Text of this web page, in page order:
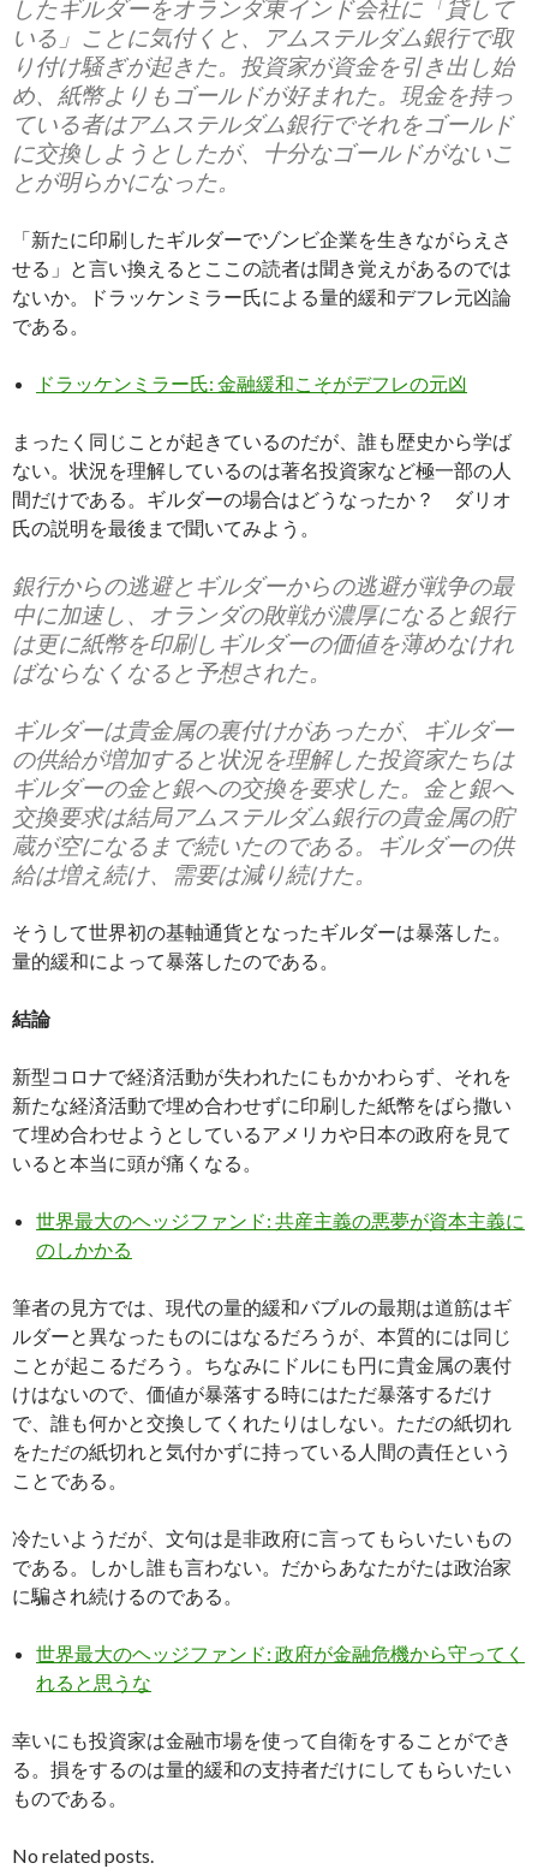
したギルダーをオランダ東インド会社に「貸して
いる」ことに気付くと、アムステルダム銀行で取
り付け騒ぎが起きた。投資家が資金を引き出し始
め、紙幣よりもゴールドが好まれた。現金を持っ
ている者はアムステルダム銀行でそれをゴールド
に交換しようとしたが、十分なゴールドがないこ
とが明らかになった。
「新たに印刷したギルダーでゾンビ企業を生きながらえさ
せる」と言い換えるとここの読者は聞き覚えがあるのでは
ないか。ドラッケンミラー氏による量的緩和デフレ元凶論
である。
ドラッケンミラー氏: 金融緩和こそがデフレの元凶
まったく同じことが起きているのだが、誰も歴史から学ば
ない。状況を理解しているのは著名投資家など極一部の人
間だけである。ギルダーの場合はどうなったか？ ダリオ
氏の説明を最後まで聞いてみよう。
銀行からの逃避とギルダーからの逃避が戦争の最
中に加速し、オランダの敗戦が濃厚になると銀行
は更に紙幣を印刷しギルダーの価値を薄めなけれ
ばならなくなると予想された。
ギルダーは貴金属の裏付けがあったが、ギルダー
の供給が増加すると状況を理解した投資家たちは
ギルダーの金と銀への交換を要求した。金と銀へ
交換要求は結局アムステルダム銀行の貴金属の貯
蔵が空になるまで続いたのである。ギルダーの供
給は増え続け、需要は減り続けた。
そうして世界初の基軸通貨となったギルダーは暴落した。
量的緩和によって暴落したのである。
結論
新型コロナで経済活動が失われたにもかかわらず、それを
新たな経済活動で埋め合わせずに印刷した紙幣をばら撒い
て埋め合わせようとしているアメリカや日本の政府を見て
いると本当に頭が痛くなる。
世界最大のヘッジファンド: 共産主義の悪夢が資本主義に
のしかかる
筆者の見方では、現代の量的緩和バブルの最期は道筋はギ
ルダーと異なったものにはなるだろうが、本質的には同じ
ことが起こるだろう。ちなみにドルにも円に貴金属の裏付
けはないので、価値が暴落する時にはただ暴落するだけ
で、誰も何かと交換してくれたりはしない。ただの紙切れ
をただの紙切れと気付かずに持っている人間の責任という
ことである。
冷たいようだが、文句は是非政府に言ってもらいたいもの
である。しかし誰も言わない。だからあなたがたは政治家
に騙され続けるのである。
世界最大のヘッジファンド: 政府が金融危機から守ってく
れると思うな
幸いにも投資家は金融市場を使って自衛をすることができ
る。損をするのは量的緩和の支持者だけにしてもらいたい
ものである。
No related posts.